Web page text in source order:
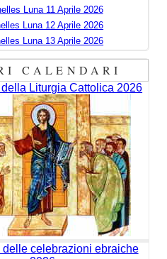
Luna 11 Aprile 2026
Luna 12 Aprile 2026
Luna 13 Aprile 2026
CALENDARI
Liturgia Cattolica 2026
celebrazioni ebraiche